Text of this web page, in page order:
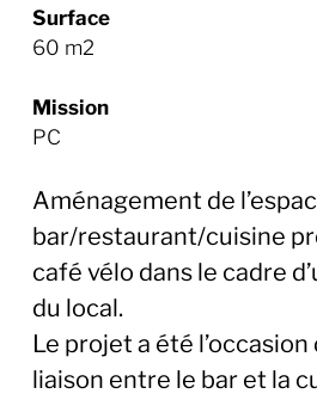
Surface
60 m2
Mission
PC
Aménagement de
bar/restaurant/cuisine
café vélo dans le cadre
du local.
Le projet a été
liaison entre le bar et la